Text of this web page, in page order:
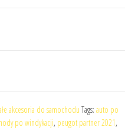
akcesoria do samochodu Tags: auto po
po windykacji, peugot partner 2021,